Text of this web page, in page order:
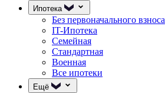
Ипотека
Без первоначального взноса
IT-Ипотека
Семейная
Стандартная
Военная
Все ипотеки
Ещё